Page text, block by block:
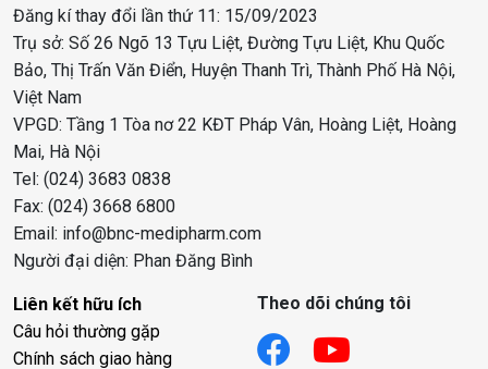
Đăng kí thay đổi lần thứ 11: 15/09/2023
Trụ sở: Số 26 Ngõ 13 Tựu Liệt, Đường Tựu Liệt, Khu Quốc
Bảo, Thị Trấn Văn Điển, Huyện Thanh Trì, Thành Phố Hà Nội,
Việt Nam
VPGD: Tầng 1 Tòa nơ 22 KĐT Pháp Vân, Hoàng Liệt, Hoàng
Mai, Hà Nội
Tel: (024) 3683 0838
Fax: (024) 3668 6800
Email: info@bnc-medipharm.com
Người đại diện: Phan Đăng Bình
Liên kết hữu ích
Câu hỏi thường gặp
Chính sách giao hàng
Theo dõi chúng tôi